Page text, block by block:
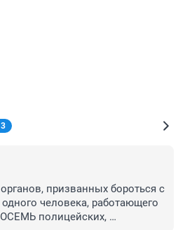
призванных бороться с
человека, работающего
полицейских,